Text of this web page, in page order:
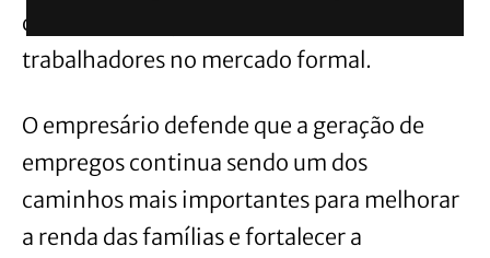
diretamente ligada à redução da oferta de
trabalhadores no mercado formal.
O empresário defende que a geração de
empregos continua sendo um dos
caminhos mais importantes para melhorar
a renda das famílias e fortalecer a